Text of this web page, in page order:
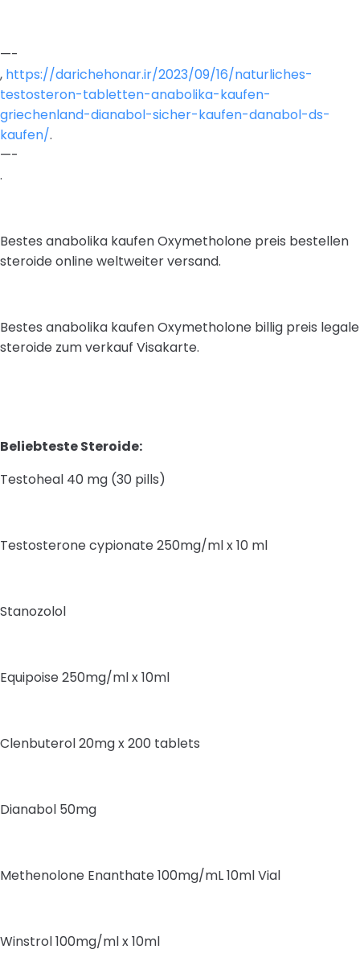
—-
, https://darichehonar.ir/2023/09/16/naturliches-
testosteron-tabletten-anabolika-kaufen-
griechenland-dianabol-sicher-kaufen-danabol-ds-
kaufen/.
—-
.
Bestes anabolika kaufen Oxymetholone preis bestellen
steroide online weltweiter versand.
Bestes anabolika kaufen Oxymetholone billig preis legale
steroide zum verkauf Visakarte.
Beliebteste Steroide:
Testoheal 40 mg (30 pills)
Testosterone cypionate 250mg/ml x 10 ml
Stanozolol
Equipoise 250mg/ml x 10ml
Clenbuterol 20mg x 200 tablets
Dianabol 50mg
Methenolone Enanthate 100mg/mL 10ml Vial
Winstrol 100mg/ml x 10ml